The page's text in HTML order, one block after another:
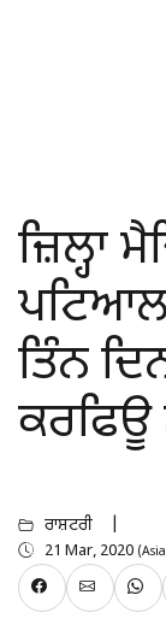
ਜ਼ਿਲ੍ਹਾ
ਤਿੰਨ
ਰਾਸ਼ਟਰੀ
21 Mar, 2020